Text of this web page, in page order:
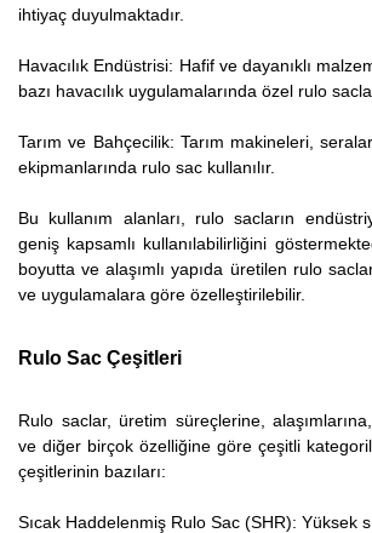
ihtiyaç duyulmaktadır.
Havacılık Endüstrisi: Hafif ve dayanıklı
bazı havacılık uygulamalarında özel rulo
Tarım ve Bahçecilik: Tarım makineleri,
ekipmanlarında rulo sac kullanılır.
Bu kullanım alanları, rulo sacların
geniş kapsamlı kullanılabilirliğini
boyutta ve alaşımlı yapıda üretilen rulo
ve uygulamalara göre özelleştirilebilir.
Rulo Sac Çeşitleri
Rulo saclar, üretim süreçlerine,
ve diğer birçok özelliğine göre çeşitli
çeşitlerinin bazıları:
Sıcak Haddelenmiş Rulo Sac (SHR): Yüksek